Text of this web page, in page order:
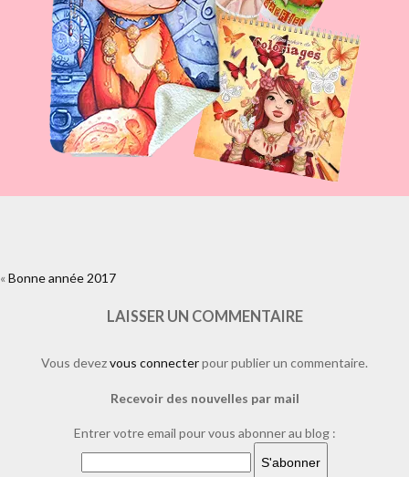
https://www.facebook.com/plugins/like.php?
illustrations.com%2F2017%2F01%2Fbonne-annee-2017.html%2Fpour-
«Bonne année 2017
LAISSER UN COMMENTAIRE
Vous devezvous connecterpour publier un commentaire.
Recevoir des nouvelles par mail
Entrer votre email pour vous abonner au blog :